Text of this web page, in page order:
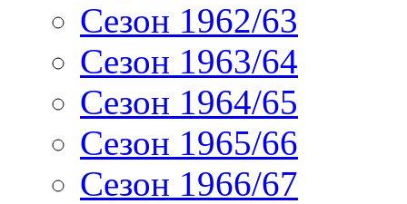
Сезон 1962/63
Сезон 1963/64
Сезон 1964/65
Сезон 1965/66
Сезон 1966/67